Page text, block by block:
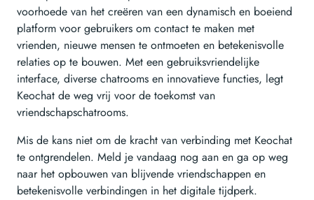
voorhoede van het creëren van een dynamisch en boeiend
platform voor gebruikers om contact te maken met
vrienden, nieuwe mensen te ontmoeten en betekenisvolle
relaties op te bouwen. Met een gebruiksvriendelijke
interface, diverse chatrooms en innovatieve functies, legt
Keochat de weg vrij voor de toekomst van
vriendschapschatrooms.
Mis de kans niet om de kracht van verbinding met Keochat
te ontgrendelen. Meld je vandaag nog aan en ga op weg
naar het opbouwen van blijvende vriendschappen en
betekenisvolle verbindingen in het digitale tijdperk.